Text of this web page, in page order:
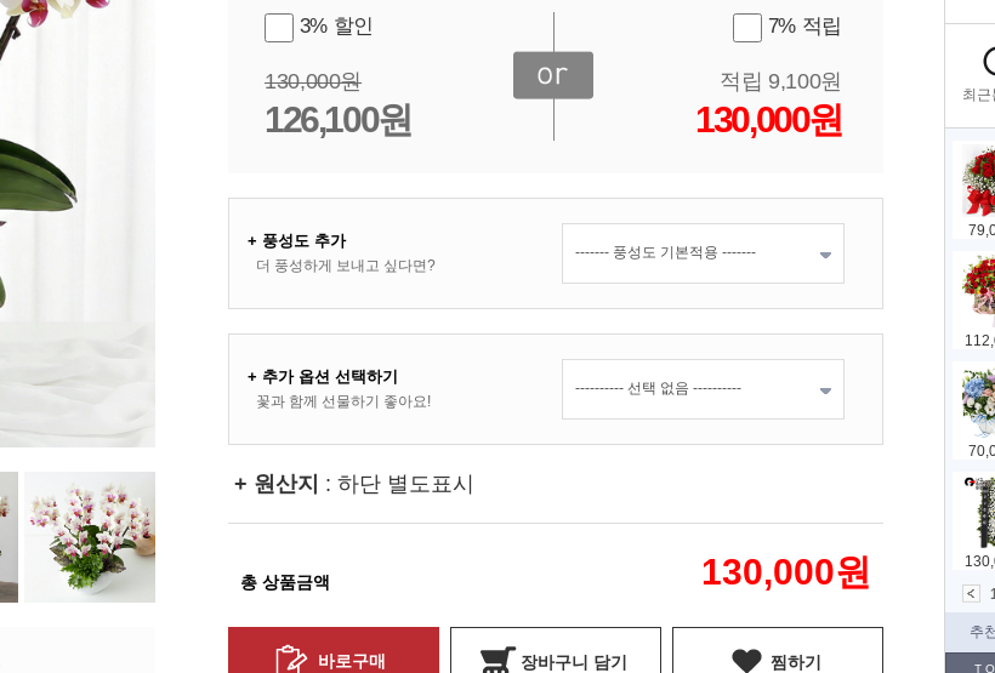
3% 할인
130,000원
126,100원
7% 적립
적립 9,100원
130,000원
+ 풍성도 추가
더 풍성하게 보내고 싶다면?
+ 추가 옵션 선택하기
꽃과 함께 선물하기 좋아요!
+ 원산지 : 하단 별도표시
총 상품금액 130,000원
바로구매 장바구니 담기 찜하기